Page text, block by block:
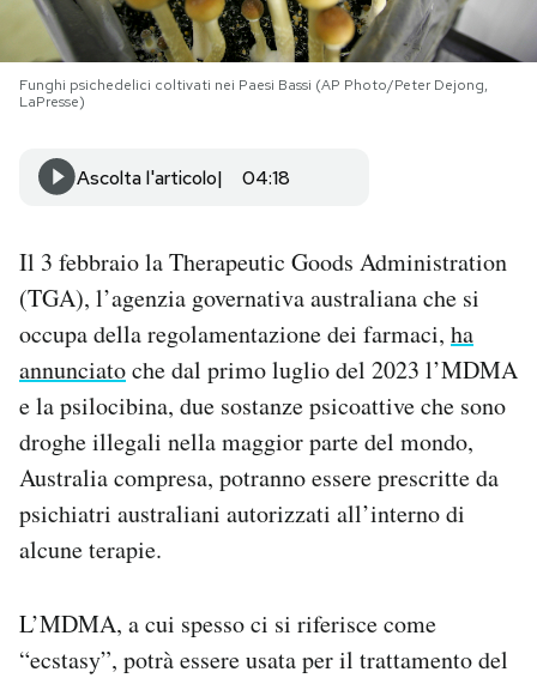
SHOP
CALENDARIO
AREA PERSONALE
Newsletter
Regala il Post
Hai bisogno di aiuto?
Esci
Funghi psichedelici coltivati nei Paesi Bassi (AP Photo/Peter Dejong,
LaPresse)
Ascolta l'articolo 04:18
Il 3 febbraio la Therapeutic Goods Administration
(TGA), l’agenzia governativa australiana che si
occupa della regolamentazione dei farmaci, ha
annunciatoche dal primo luglio del 2023 l’MDMA
e la psilocibina, due sostanze psicoattive che sono
droghe illegali nella maggior parte del mondo,
Australia compresa, potranno essere prescritte da
psichiatri australiani autorizzati all’interno di
alcune terapie.
L’MDMA, a cui spesso ci si riferisce come
“ecstasy”, potrà essere usata per il trattamento del